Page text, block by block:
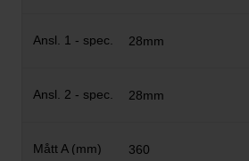
28mm
28mm
360